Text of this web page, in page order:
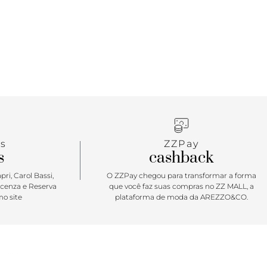
Carol Bassi,
e Reserva
site
ZZPay
cashback
O ZZPay chegou para transformar a forma
que você faz suas compras no ZZ MALL, a
plataforma de moda da AREZZO&CO.